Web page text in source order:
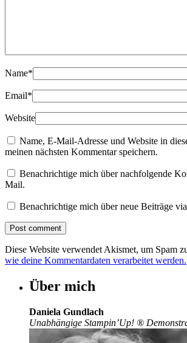
Name*
Email*
Website
Name, E-Mail-Adresse und Website in
meinen nächsten Kommentar speichern.
Benachrichtige mich über nachfolgende
Mail.
Benachrichtige mich über neue Beiträge
Diese Website verwendet Akismet, um Spam
wie deine Kommentardaten verarbeitet werden.
Über mich
Daniela Gundlach
Unabhängige Stampin’Up! ®